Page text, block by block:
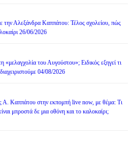
την Αλεξάνδρα Καππάτου: Τέλος σχολείου, πώς
26/06/2026
«μελαγχολία του Αυγούστου»; Ειδικός εξηγεί τι
04/08/2026
Καππάτου στην εκπομπή live now, με θέμα: Τι
μπροστά δε μια οθόνη και το καλοκαίρι;